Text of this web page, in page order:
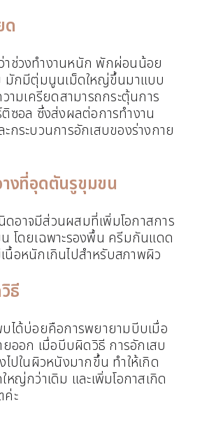
ด
าช่วงทำงานหนัก พักผ่อนน้อย
มักมีตุ่มนูนเม็ดใหญ่ขึ้นมาแบบ
ามเครียดสามารถกระตุ้นการ
ซอล ซึ่งส่งผลต่อการทำงาน
กระบวนการอักเสบของร่างกาย
างที่อุดตันรูขุมขน
อาจมีส่วนผสมที่เพิ่มโอกาสการ
โดยเฉพาะรองพื้น ครีมกันแดด
อหนักเกินไปสำหรับสภาพผิว
ธี
ได้บ่อยคือการพยายามบีบเมื่อ
ยออก เมื่อบีบผิดวิธี การอักเสบ
ไปในผิวหนังมากขึ้น ทำให้เกิด
หญ่กว่าเดิม และเพิ่มโอกาสเกิด
ะ